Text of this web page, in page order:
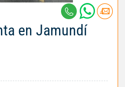
en Jamundí